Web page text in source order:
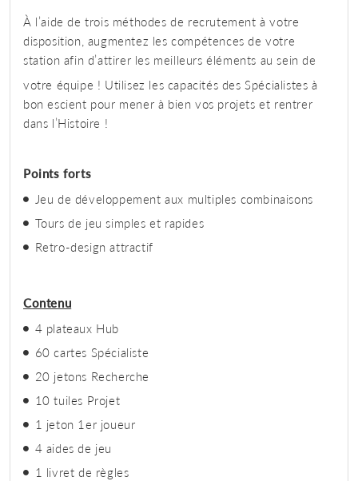
À l’aide de trois méthodes de recrutement à votre
disposition, augmentez les compétences de votre
station afin d’attirer les meilleurs éléments au sein de
votre équipe ! Utilisez les capacités des Spécialistes à
bon escient pour mener à bien vos projets et rentrer
dans l’Histoire !
Points forts
Jeu de développement aux multiples combinaisons
Tours de jeu simples et rapides
Retro-design attractif
Contenu
4 plateaux Hub
60 cartes Spécialiste
20 jetons Recherche
10 tuiles Projet
1 jeton 1er joueur
4 aides de jeu
1 livret de règles